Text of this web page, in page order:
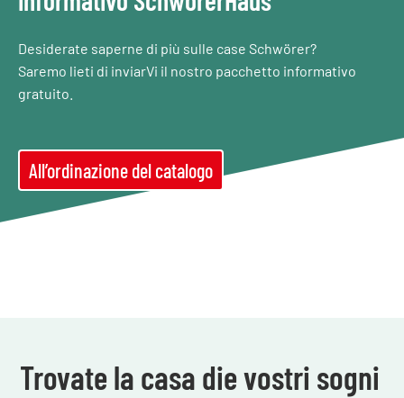
Desiderate saperne di più sulle case Schwörer?
Saremo lieti di inviarVi il nostro pacchetto informativo
gratuito.
All’ordinazione del catalogo
Trovate la casa die vostri sogni